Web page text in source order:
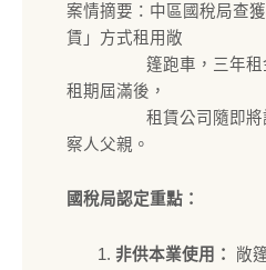
案情摘要：中區國稅局查
賃」方式租用敞
篷跑車，三年租金
租期屆滿後，
租賃公司隨即將該
察人父親。
國稅局認定重點：
非供本業使用：
敞